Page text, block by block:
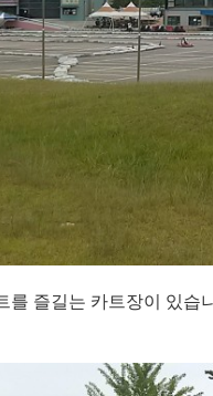
를 즐길는 카트장이 있습